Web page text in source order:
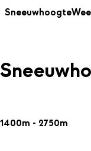
Sneeuwhoogte
1400m - 2750m